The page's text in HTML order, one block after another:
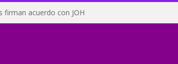
firman acuerdo con JOH